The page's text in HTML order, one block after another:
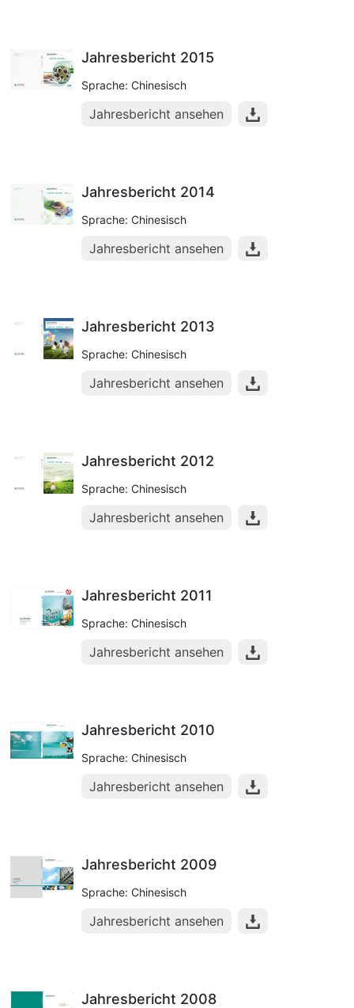
Jahresbericht 2015
Sprache: Chinesisch
Jahresbericht ansehen
Jahresbericht 2014
Sprache: Chinesisch
Jahresbericht ansehen
Jahresbericht 2013
Sprache: Chinesisch
Jahresbericht ansehen
Jahresbericht 2012
Sprache: Chinesisch
Jahresbericht ansehen
Jahresbericht 2011
Sprache: Chinesisch
Jahresbericht ansehen
Jahresbericht 2010
Sprache: Chinesisch
Jahresbericht ansehen
Jahresbericht 2009
Sprache: Chinesisch
Jahresbericht ansehen
Jahresbericht 2008